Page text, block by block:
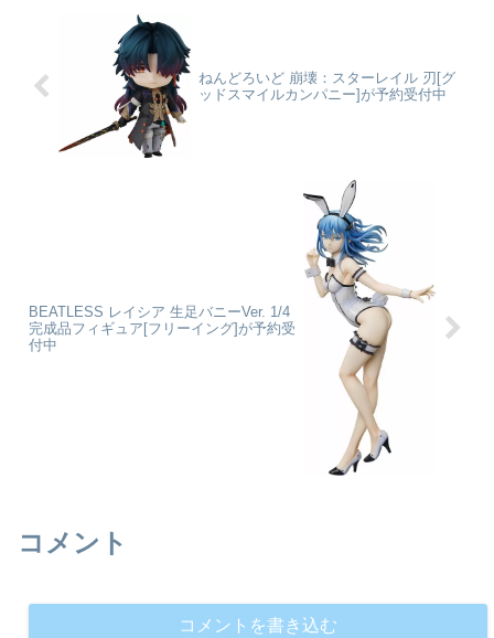
倒的存在感で立体化！プライム１
スタジオが本作で追求したのは
ねんどろいど 崩壊：スターレイル 刃[グ
ッドスマイルカンパニー]が予約受付中
BEATLESS レイシア 生足バニーVer. 1/4
完成品フィギュア[フリーイング]が予約受
付中
コメント
コメントを書き込む